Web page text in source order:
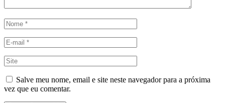
Salve meu nome, email e site neste navegador para a próxima
vez que eu comentar.